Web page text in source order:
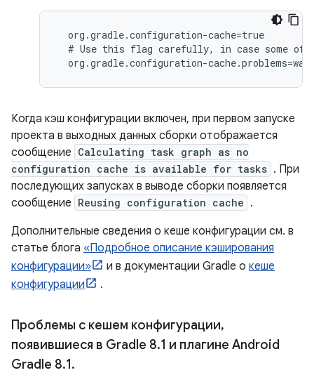
  org.gradle.configuration-cache=true
# Use this flag carefully, in case some of
org.gradle.configuration-
Когда кэш конфигурации включен, при первом запуске
проекта в выходных данных сборки отображается
сообщение Calculating task graph as no
configuration cache is available for tasks . При
последующих запусках в выводе сборки появляется
сообщение Reusing configuration cache .
Дополнительные сведения о кеше конфигурации см. в
статье блога «Подробное описание кэширования
конфигурации»
и в документации Gradle о кеше
конфигурации
.
Проблемы с кешем конфигурации,
появившиеся в Gradle 8.1 и плагине Android
Gradle 8.1.